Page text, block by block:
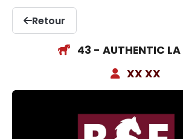
Retour
43 - AUTHENTIC LA
XX XX